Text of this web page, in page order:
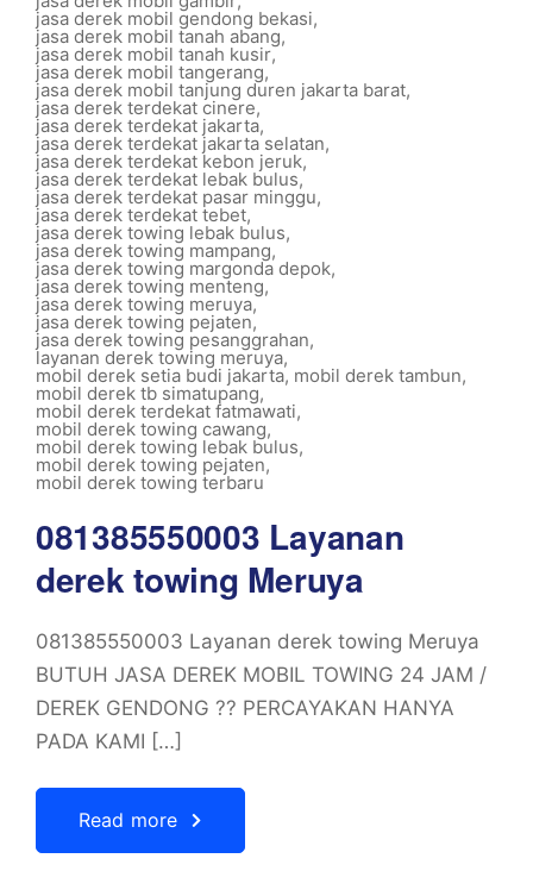
jasa derek mobil gendong bekasi,
jasa derek mobil tanah abang,
jasa derek mobil tanah kusir,
jasa derek mobil tangerang,
jasa derek mobil tanjung duren jakarta barat,
jasa derek terdekat cinere,
jasa derek terdekat jakarta,
jasa derek terdekat jakarta selatan,
jasa derek terdekat kebon jeruk,
jasa derek terdekat lebak bulus,
jasa derek terdekat pasar minggu,
jasa derek terdekat tebet,
jasa derek towing lebak bulus,
jasa derek towing mampang,
jasa derek towing margonda depok,
jasa derek towing menteng,
jasa derek towing meruya,
jasa derek towing pejaten,
jasa derek towing pesanggrahan,
layanan derek towing meruya,
mobil derek setia budi jakarta, mobil derek tambun,
mobil derek tb simatupang,
mobil derek terdekat fatmawati,
mobil derek towing cawang,
mobil derek towing lebak bulus,
mobil derek towing pejaten,
mobil derek towing terbaru
081385550003 Layanan
derek towing Meruya
081385550003 Layanan derek towing Meruya
BUTUH JASA DEREK MOBIL TOWING 24 JAM /
DEREK GENDONG ?? PERCAYAKAN HANYA
PADA KAMI […]
Read more